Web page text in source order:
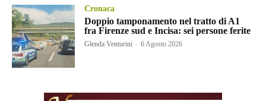
Cronaca
Doppio tamponamento nel tratto di A1
fra Firenze sud e Incisa: sei persone ferite
Glenda Venturini - 6 Agosto 2026